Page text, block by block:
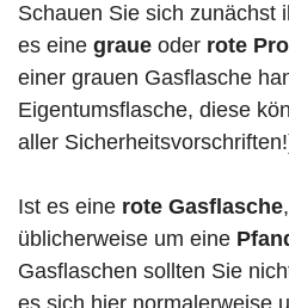
Schauen Sie sich zunächst
es eine graue oder rote
einer grauen Gasflasche
Eigentumsflasche, diese
aller
Ist es eine rote Gasflasche
üblicherweise um eine
Gasflaschen sollten Sie